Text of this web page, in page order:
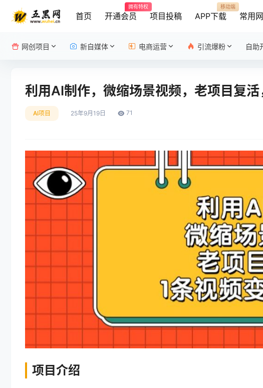
首页 开通会员
拥有特权
项目投稿 APP下载
移动端
常用
网创项目 新自媒体 电商运营 引流爆粉 自助
利用AI制作，微缩场景视频，老项目复活
AI项目 25年9月19日 71
项目介绍